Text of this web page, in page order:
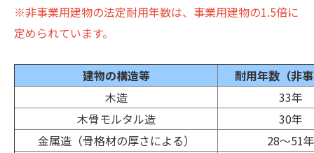
※非事業用建物の法定耐用年数は、事業用建物の1.5倍に
定められています。
建物の構造等
耐用年数（非
木造
33年
木骨モルタル造
30年
金属造（骨格材の厚さによる）
28～51年